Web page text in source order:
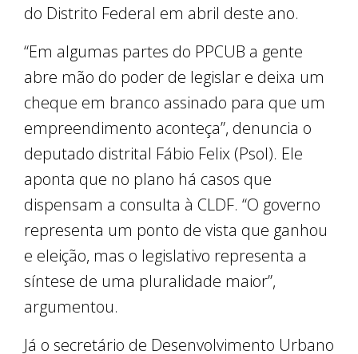
do Distrito Federal em abril deste ano.
“Em algumas partes do PPCUB a gente
abre mão do poder de legislar e deixa um
cheque em branco assinado para que um
empreendimento aconteça”, denuncia o
deputado distrital Fábio Felix (Psol). Ele
aponta que no plano há casos que
dispensam a consulta à CLDF. “O governo
representa um ponto de vista que ganhou
e eleição, mas o legislativo representa a
síntese de uma pluralidade maior”,
argumentou.
Já o secretário de Desenvolvimento Urbano